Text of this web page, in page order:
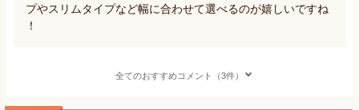
プやスリムタイプなど幅に合わせて選べるのが嬉しいですね
！
全てのおすすめコメント（3件）